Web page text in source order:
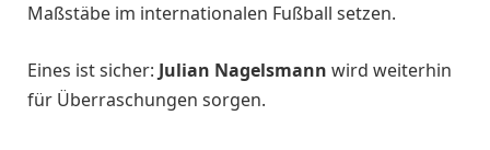
Maßstäbe im internationalen Fußball setzen.
Eines ist sicher: Julian Nagelsmann wird weiterhin
für Überraschungen sorgen.